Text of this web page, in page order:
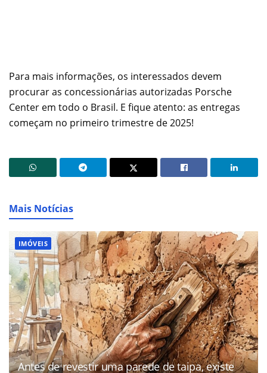
Para mais informações, os interessados devem
procurar as concessionárias autorizadas Porsche
Center em todo o Brasil. E fique atento: as entregas
começam no primeiro trimestre de 2025!
Mais Notícias
IMÓVEIS
Antes de revestir uma parede de taipa, existe